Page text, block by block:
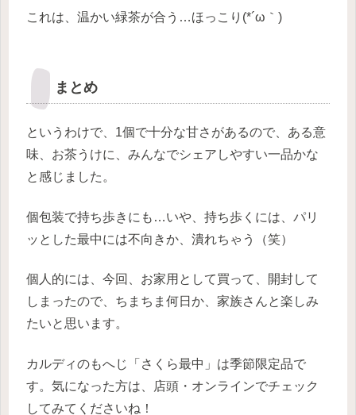
これは、温かい緑茶が合う…ほっこり(*´ω｀)
まとめ
というわけで、1個で十分な甘さがあるので、ある意
味、お茶うけに、みんなでシェアしやすい一品かな
と感じました。
個包装で持ち歩きにも…いや、持ち歩くには、パリ
ッとした最中には不向きか、潰れちゃう（笑）
個人的には、今回、お家用として買って、開封して
しまったので、ちまちま何日か、家族さんと楽しみ
たいと思います。
カルディのもへじ「さくら最中」は季節限定品で
す。気になった方は、店頭・オンラインでチェック
してみてくださいね！